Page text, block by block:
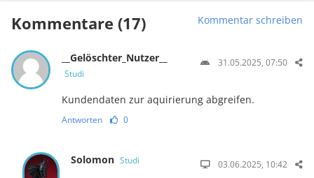
Kommentare (17) Kommentar schreiben
__Gelöschter_Nutzer__
Studi
31.05.2025, 07:50
Kundendaten zur aquirierung abgreifen.
Antworten 0
Solomon Studi 03.06.2025, 10:42